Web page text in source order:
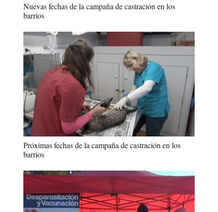
Nuevas fechas de la campaña de castración en los
barrios
Próximas fechas de la campaña de castración en los
barrios